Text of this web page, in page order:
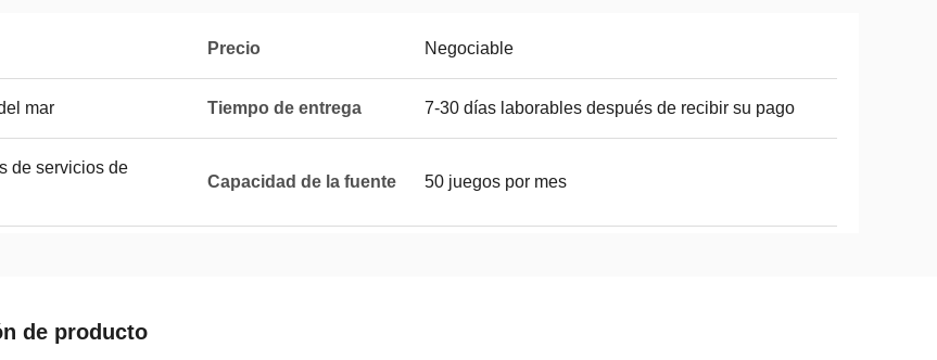
Precio Negociable
mar Tiempo de entrega 7-30 días laborables después de recibir su pago
de servicios de
Capacidad de la fuente 50 juegos por mes
de producto